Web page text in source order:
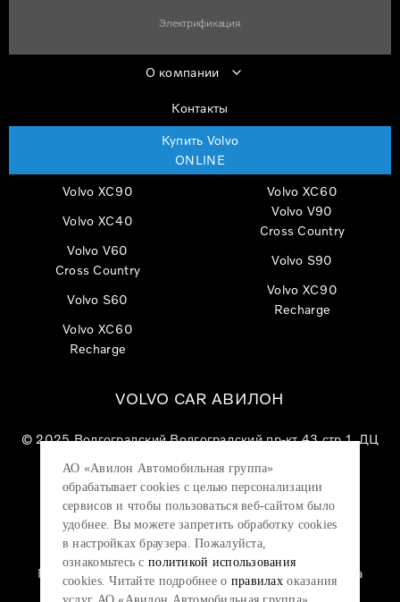
АО «Авилон Автомобильная группа»
обрабатывает cookies с целью персонализации
сервисов и чтобы пользоваться веб-сайтом было
удобнее. Вы можете запретить обработку сookies
в настройках браузера. Пожалуйста,
ознакомьтесь с политикой использования
cookies. Читайте подробнее о правилахоказания
Электрификация
О компании
Контакты
Купить Volvo
ONLINE
Volvo XC90
Volvo XC60
Volvo XC40
Volvo V90
Cross Country
Volvo V60
Cross Country
Volvo S90
Volvo S60
Volvo XC90
Recharge
Volvo XC60
Recharge
VOLVO CAR АВИЛОН
© 2025Волгоградский Волгоградский пр-кт 43 стр 1, ДЦ
АО «Авилон АГ», ОГРН 1027700000151, ИНН
7705133757.
Политика конфиденциальности
Согласие на
обработку персональных данных